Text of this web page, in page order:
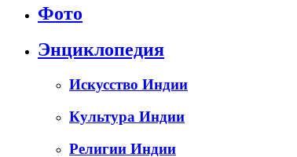
Фото
Энциклопедия
Искусство Индии
Культура Индии
Религии Индии